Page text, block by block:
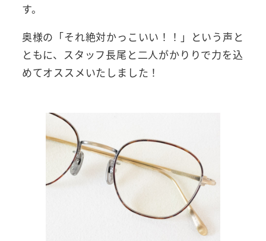
す。
奥様の「それ絶対かっこいい！！」という声と
ともに、スタッフ長尾と二人がかりりで力を込
めてオススメいたしました！